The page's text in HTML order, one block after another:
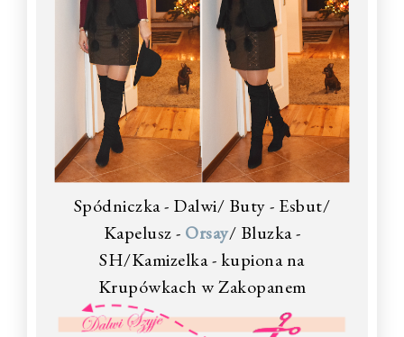
Spódniczka - Dalwi/ Buty - Esbut/
Kapelusz - Orsay/ Bluzka -
SH/Kamizelka - kupiona na
Krupówkach w Zakopanem